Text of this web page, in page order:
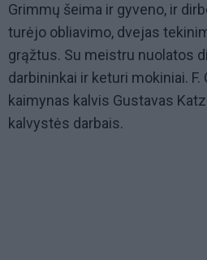
Grimmų šeima ir gyveno, ir
turėjo obliavimo, dvejas
grąžtus. Su meistru nuolatos
darbininkai ir keturi mokiniai. F.
kaimynas kalvis Gustavas
kalvystės darbais.